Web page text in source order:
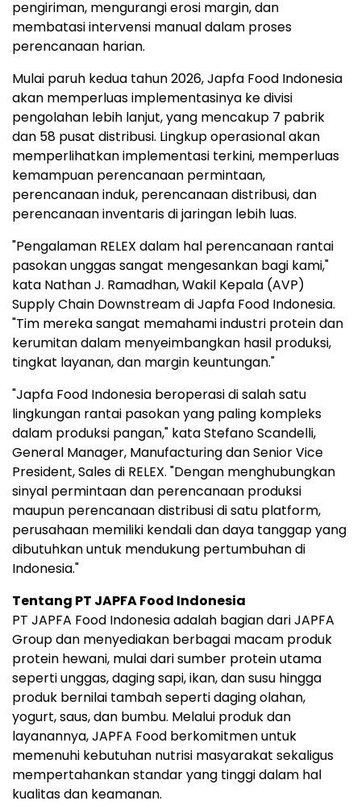
pengiriman, mengurangi erosi margin, dan
membatasi intervensi manual dalam proses
perencanaan harian.
Mulai paruh kedua tahun 2026, Japfa Food Indonesia
akan memperluas implementasinya ke divisi
pengolahan lebih lanjut, yang mencakup 7 pabrik
dan 58 pusat distribusi. Lingkup operasional akan
memperlihatkan implementasi terkini, memperluas
kemampuan perencanaan permintaan,
perencanaan induk, perencanaan distribusi, dan
perencanaan inventaris di jaringan lebih luas.
"Pengalaman RELEX dalam hal perencanaan rantai
pasokan unggas sangat mengesankan bagi kami,"
kata Nathan J. Ramadhan, Wakil Kepala (AVP)
Supply Chain Downstream di Japfa Food Indonesia.
"Tim mereka sangat memahami industri protein dan
kerumitan dalam menyeimbangkan hasil produksi,
tingkat layanan, dan margin keuntungan."
"Japfa Food Indonesia beroperasi di salah satu
lingkungan rantai pasokan yang paling kompleks
dalam produksi pangan," kata Stefano Scandelli,
General Manager, Manufacturing dan Senior Vice
President, Sales di RELEX. "Dengan menghubungkan
sinyal permintaan dan perencanaan produksi
maupun perencanaan distribusi di satu platform,
perusahaan memiliki kendali dan daya tanggap yang
dibutuhkan untuk mendukung pertumbuhan di
Indonesia."
Tentang PT JAPFA Food Indonesia
PT JAPFA Food Indonesia adalah bagian dari JAPFA
Group dan menyediakan berbagai macam produk
protein hewani, mulai dari sumber protein utama
seperti unggas, daging sapi, ikan, dan susu hingga
produk bernilai tambah seperti daging olahan,
yogurt, saus, dan bumbu. Melalui produk dan
layanannya, JAPFA Food berkomitmen untuk
memenuhi kebutuhan nutrisi masyarakat sekaligus
mempertahankan standar yang tinggi dalam hal
kualitas dan keamanan.